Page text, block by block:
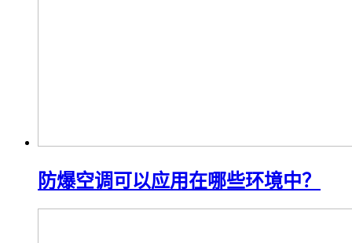
防爆空调可以应用在哪些环境中？